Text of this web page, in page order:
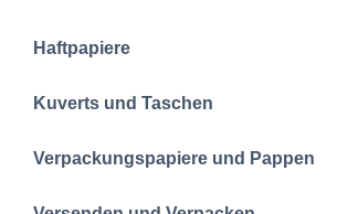
Haftpapiere
Kuverts und Taschen
Verpackungspapiere und Pappen